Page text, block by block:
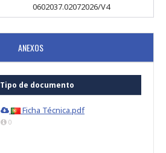
0602037.02072026/V4
ANEXOS
Tipo de documento
Ficha Técnica.pdf
0